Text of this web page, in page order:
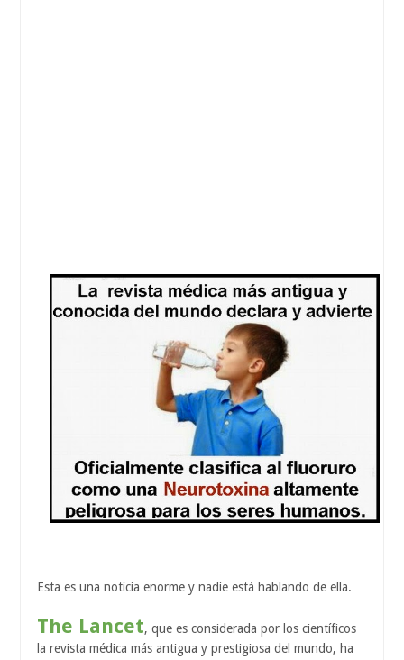
Esta es una noticia enorme y nadie está hablando de ella.
The Lancet, que es considerada por los científicos
la revista médica más antigua y prestigiosa del mundo, ha